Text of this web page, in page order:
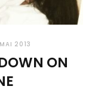
2013
ON